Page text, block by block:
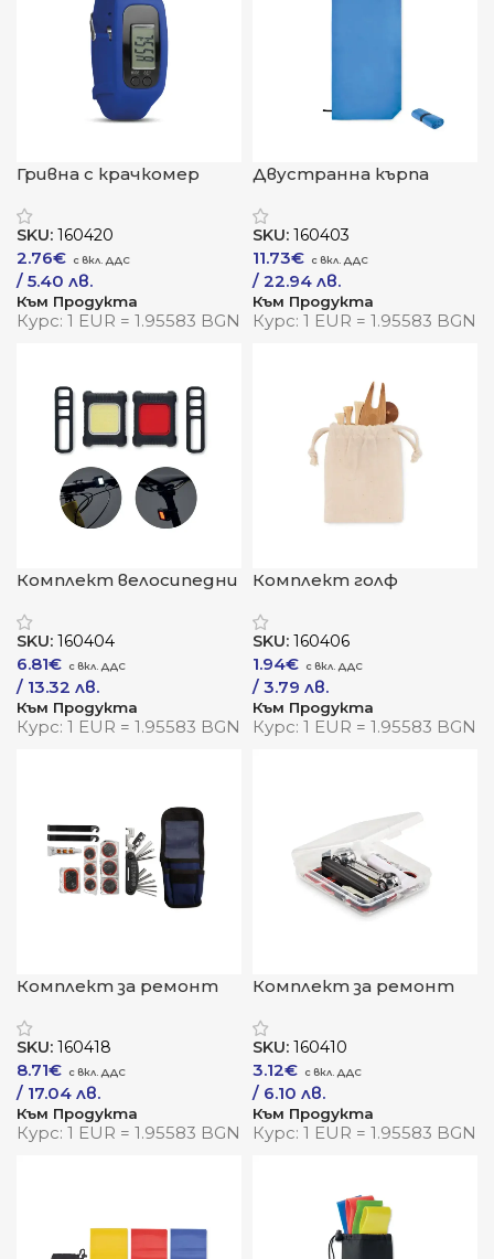
Гривна с крачкомер
SKU: 160420
2.76€
/ 5.40 лв.
Към Продукта
Курс: 1 EUR = 1.95583 BGN
Двустранна кърпа
SKU: 160403
11.73€
/ 22.94 лв.
Към Продукта
Курс: 1 EUR = 1.95583 BGN
Комплект велосипедни
SKU: 160404
6.81€
/ 13.32 лв.
Към Продукта
Курс: 1 EUR = 1.95583 BGN
Комплект голф
SKU: 160406
1.94€
/ 3.79 лв.
Към Продукта
Курс: 1 EUR = 1.95583 BGN
Комплект за ремонт
SKU: 160418
8.71€
/ 17.04 лв.
Към Продукта
Курс: 1 EUR = 1.95583 BGN
Комплект за ремонт
„РайдФикс“
SKU: 160410
3.12€
/ 6.10 лв.
Към Продукта
Курс: 1 EUR = 1.95583 BGN